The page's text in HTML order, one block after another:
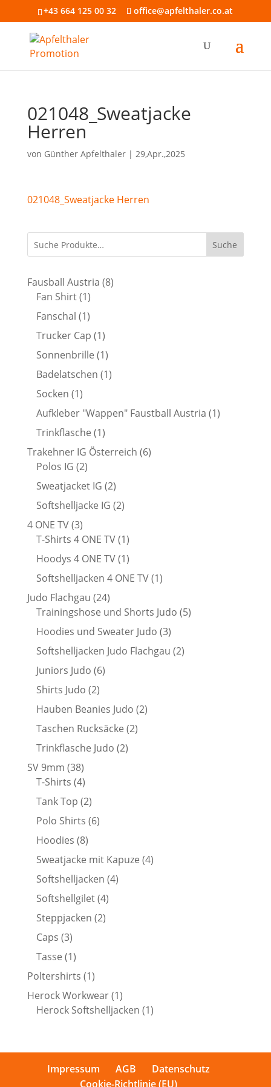
+43 664 125 00 32 office@apfelthaler.co.at
021048_Sweatjacke
Herren
von Günther Apfelthaler| 29,Apr.,2025
021048_Sweatjacke Herren
Suche
Fausball Austria 88
Fan Shirt 11
Produkt
Fanschal 11
Produkt
Trucker Cap 11
Produkt
Sonnenbrille 11
Produkt
Badelatschen 11
Socken 11
Produkt
Aufkleber "Wappen" Faustball Austria 11
Trinkflasche 11
Produkt
Trakehner IG Österreich 66
Polos IG 22
Produkte
Sweatjacket IG 22
Produkte
Softshelljacke IG 22
4 ONE TV 33
Produkte
T-Shirts 4 ONE TV 11
Produkt
Hoodys 4 ONE TV 11
Produkt
Softshelljacken 4 ONE TV 11
Judo Flachgau 2424
Produkte
Trainingshose und Shorts Judo 55
Hoodies und Sweater Judo 33
Produkte
Softshelljacken Judo Flachgau 22
Juniors Judo 66
Shirts Judo 22
Produkte
Hauben Beanies Judo 22
Taschen Rucksäcke 22
Trinkflasche Judo 22
SV 9mm 3838
Produkte
T-Shirts 44
Produkte
Tank Top 22
Produkte
Polo Shirts 66
Hoodies 88
Produkte
Sweatjacke mit Kapuze 44
Softshelljacken 44
Softshellgilet 44
Steppjacken 22
Caps 33
Produkte
Tasse 11
Produkt
Poltershirts 11
Produkt
Herock Workwear 11
Produkt
Herock Softshelljacken 11
Impressum AGB
Datenschutz
Cookie-Richtlinie (EU)